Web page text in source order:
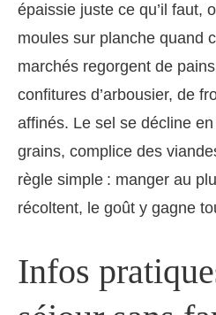
épaissie juste ce qu’il faut,
moules sur planche quand
marchés regorgent de
confitures d’arbousier, de
affinés. Le sel se décline
grains, complice des
règle simple : manger au
récoltent, le goût y gagne
Infos